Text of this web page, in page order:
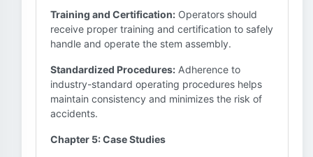
Training and Certification: Operators should
receive proper training and certification to safely
handle and operate the stem assembly.
Standardized Procedures: Adherence to
industry-standard operating procedures helps
maintain consistency and minimizes the risk of
accidents.
Chapter 5: Case Studies